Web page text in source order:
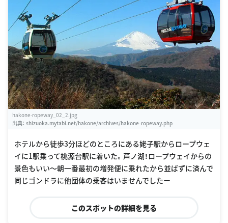
hakone-ropeway_02_2.jpg
出典： shizuoka.mytabi.net/hakone/archives/hakone-ropeway.php
ホテルから徒歩3分ほどのところにある姥子駅からロープウェ
イに1駅乗って桃源台駅に着いた。芦ノ湖！ロープウェイからの
景色もいい〜朝一番最初の増発便に乗れたから並ばずに済んで
同じゴンドラに他団体の乗客はいませんでしたー
このスポットの詳細を見る